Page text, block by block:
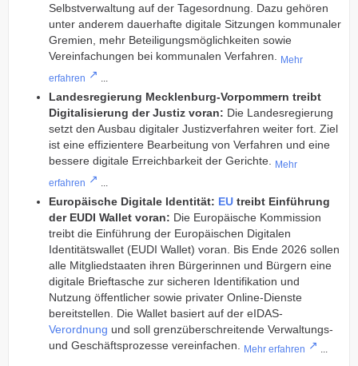
Selbstverwaltung auf der Tagesordnung. Dazu gehören
unter anderem dauerhafte digitale Sitzungen kommunaler
Gremien, mehr Beteiligungsmöglichkeiten sowie
Vereinfachungen bei kommunalen Verfahren. Mehr
erfahren
Landesregierung Mecklenburg-Vorpommern treibt
Digitalisierung der Justiz voran: Die Landesregierung
setzt den Ausbau digitaler Justizverfahren weiter fort. Ziel
ist eine effizientere Bearbeitung von Verfahren und eine
bessere digitale Erreichbarkeit der Gerichte.
Mehr
erfahren
Europäische Digitale Identität: EU treibt Einführung
der EUDI Wallet voran: Die Europäische Kommission
treibt die Einführung der Europäischen Digitalen
Identitätswallet (EUDI Wallet) voran. Bis Ende 2026 sollen
alle Mitgliedstaaten ihren Bürgerinnen und Bürgern eine
digitale Brieftasche zur sicheren Identifikation und
Nutzung öffentlicher sowie privater Online-Dienste
bereitstellen. Die Wallet basiert auf der eIDAS-
Verordnung und soll grenzüberschreitende Verwaltungs-
und Geschäftsprozesse vereinfachen.
Mehr erfahren